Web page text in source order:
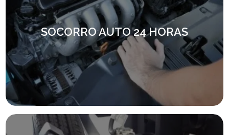
SOCORRO AUTO 24 HORAS